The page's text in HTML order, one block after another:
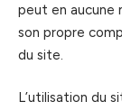
peut en aucune
son propre
du site.
L’utilisation du